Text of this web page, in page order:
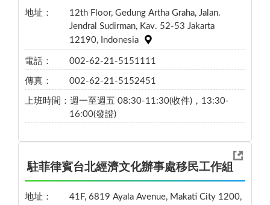
地址：
12th Floor, Gedung Artha Graha, Jalan.
Jendral Sudirman, Kav. 52-53 Jakarta
12190, Indonesia
電話： 002-62-21-5151111
傳真： 002-62-21-5152451
上班時間： 週一至週五 08:30-11:30(收件)，13:30-
16:00(發證)
駐菲律賓台北經濟文化辦事處移民工作組
地址：
41F, 6819 Ayala Avenue, Makati City 1200,